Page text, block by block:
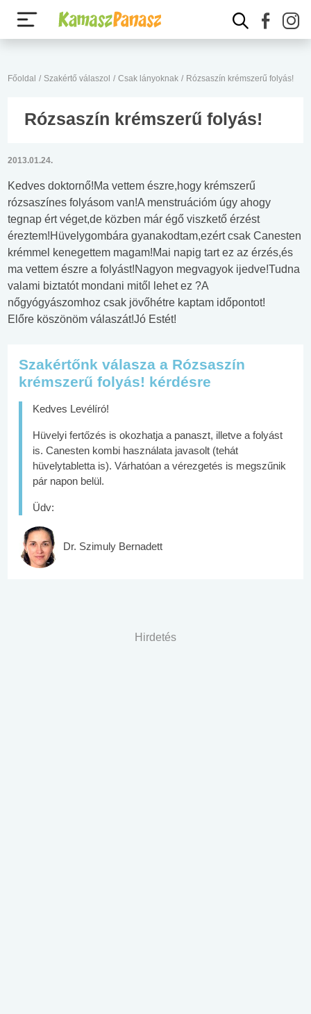
Főoldal / Szakértő válaszol / Csak lányoknak / Rózsaszín krémszerű folyás!
Rózsaszín krémszerű folyás!
2013.01.24.
Kedves doktornő!Ma vettem észre,hogy krémszerű
rózsaszínes folyásom van!A menstruációm úgy ahogy
tegnap ért véget,de közben már égő viszkető érzést
éreztem!Hüvelygombára gyanakodtam,ezért csak Canesten
krémmel kenegettem magam!Mai napig tart ez az érzés,és
ma vettem észre a folyást!Nagyon megvagyok ijedve!Tudna
valami biztatót mondani mitől lehet ez ?A
nőgyógyászomhoz csak jövőhétre kaptam időpontot!
Előre köszönöm válaszát!Jó Estét!
Szakértőnk válasza a Rózsaszín
krémszerű folyás! kérdésre
Kedves Levélíró!
Hüvelyi fertőzés is okozhatja a panaszt, illetve a folyást
is. Canesten kombi használata javasolt (tehát
hüvelytabletta is). Várhatóan a vérezgetés is megszűnik
pár napon belül.
Üdv:
Dr. Szimuly Bernadett
Hirdetés